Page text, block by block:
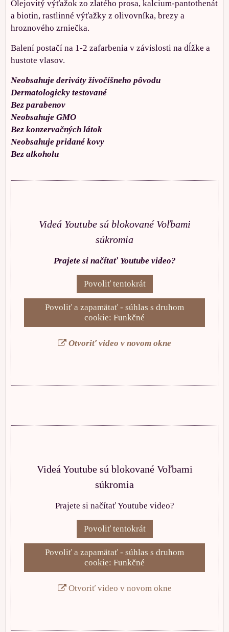
Olejovitý výťažok zo zlatého prosa, kalcium-pantothenát
a biotin, rastlinné výťažky z olivovníka, brezy a
hroznového zrniečka.
Balení postačí na 1-2 zafarbenia v závislosti na dĺžke a
hustote vlasov.
Neobsahuje deriváty živočíšneho pôvodu
Dermatologicky testované
Bez parabenov
Neobsahuje GMO
Bez konzervačných látok
Neobsahuje pridané kovy
Bez alkoholu
Videá Youtube sú blokované Voľbami
súkromia
Prajete si načítať Youtube video?
Povoliť tentokrát
Povoliť a zapamätať - súhlas s druhom
cookie: Funkčné
Otvoriť video v novom okne
Videá Youtube sú blokované Voľbami
súkromia
Prajete si načítať Youtube video?
Povoliť tentokrát
Povoliť a zapamätať - súhlas s druhom
cookie: Funkčné
Otvoriť video v novom okne